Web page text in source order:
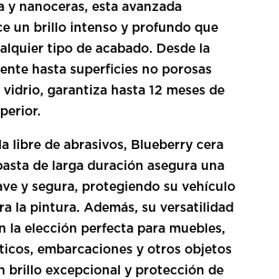
y nanoceras, esta avanzada
un brillo intenso y profundo que
tipo de acabado. Desde la
hasta superficies no porosas
garantiza hasta 12 meses de
libre de abrasivos, Blueberry cera
de larga duración asegura una
y segura, protegiendo su vehículo
la pintura. Además, su versatilidad
la elección perfecta para muebles,
embarcaciones y otros objetos
brillo excepcional y protección de